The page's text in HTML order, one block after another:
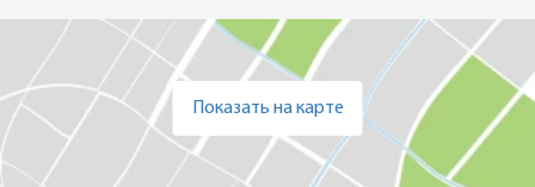
Показать на карте